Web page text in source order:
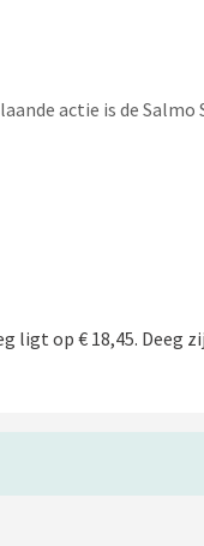
actie is de Salmo
ligt op € 18,45. Deeg